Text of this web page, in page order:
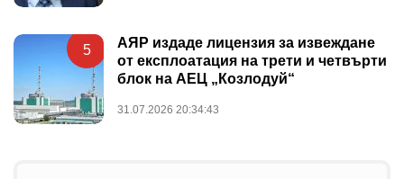
5
АЯР издаде лицензия за извеждане
от експлоатация на трети и четвърти
блок на АЕЦ „Козлодуй“
31.07.2026 20:34:43